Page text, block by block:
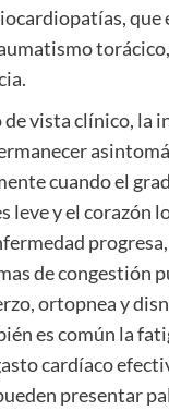
que
vista clínico, la
cuando el
leve y el corazón
de congestión
ortopnea y
es común la
cardíaco
presentar